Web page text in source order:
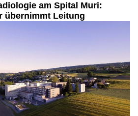
am Spital Muri:
übernimmt Leitung